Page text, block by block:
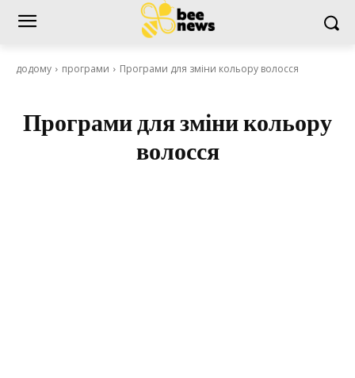
додому програми Програми для зміни кольору волосся
Програми для зміни кольору
волосся